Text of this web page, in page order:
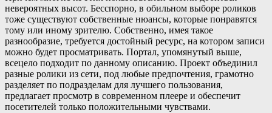
невероятных высот. Бесспорно, в обильном выборе роликов
тоже существуют собственные нюансы, которые понравятся
тому или иному зрителю. Собственно, имея такое
разнообразие, требуется достойный ресурс, на котором записи
можно будет просматривать. Портал, упомянутый выше,
всецело подходит по данному описанию. Проект объединил
разные ролики из сети, под любые предпочтения, грамотно
разделяет по подразделам для лучшего пользования,
предлагает просмотр в современном плеере и обеспечит
посетителей только положительными чувствами.